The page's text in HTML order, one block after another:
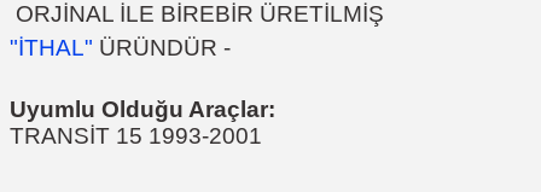
ORJİNAL İLE BİREBİR ÜRETİLMİŞ
"İTHAL" ÜRÜNDÜR -
Uyumlu Olduğu Araçlar:
TRANSİT 15 1993-2001